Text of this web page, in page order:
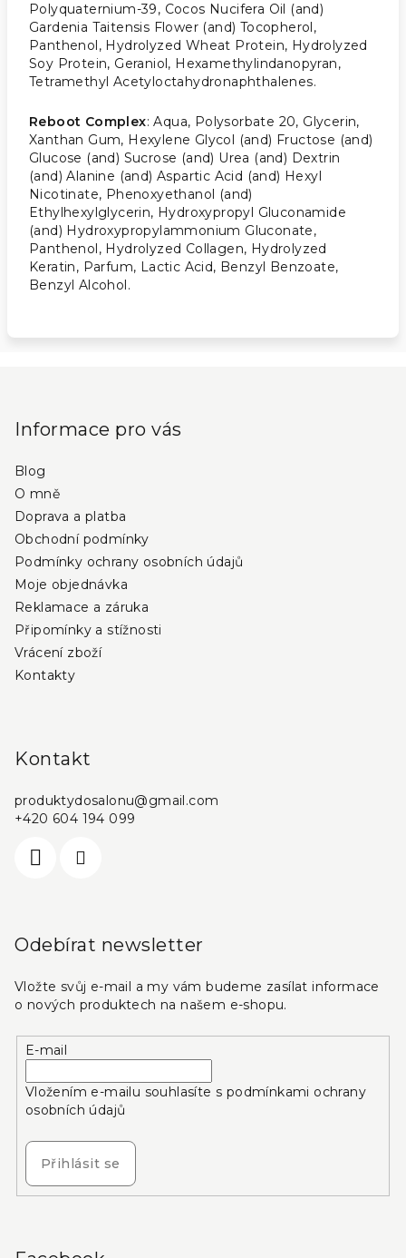
Polyquaternium-39, Cocos Nucifera Oil (and)
Gardenia Taitensis Flower (and) Tocopherol,
Panthenol, Hydrolyzed Wheat Protein, Hydrolyzed
Soy Protein, Geraniol, Hexamethylindanopyran,
Tetramethyl Acetyloctahydronaphthalenes.
Reboot Complex: Aqua, Polysorbate 20, Glycerin,
Xanthan Gum, Hexylene Glycol (and) Fructose (and)
Glucose (and) Sucrose (and) Urea (and) Dextrin
(and) Alanine (and) Aspartic Acid (and) Hexyl
Nicotinate, Phenoxyethanol (and)
Ethylhexylglycerin, Hydroxypropyl Gluconamide
(and) Hydroxypropylammonium Gluconate,
Panthenol, Hydrolyzed Collagen, Hydrolyzed
Keratin, Parfum, Lactic Acid, Benzyl Benzoate,
Benzyl Alcohol.
Informace pro vás
Blog
O mně
Doprava a platba
Obchodní podmínky
Podmínky ochrany osobních údajů
Moje objednávka
Reklamace a záruka
Připomínky a stížnosti
Vrácení zboží
Kontakty
Kontakt
produktydosalonu@gmail.com
+420 604 194 099
Odebírat newsletter
Vložte svůj e-mail a my vám budeme zasílat informace
o nových produktech na našem e-shopu.
E-mail
Vložením e-mailu souhlasíte s podmínkami ochrany
osobních údajů
Přihlásit se